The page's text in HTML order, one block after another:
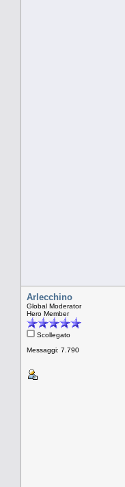
Arlecchino
Global Moderator
Hero Member
Scollegato
Messaggi: 7.790